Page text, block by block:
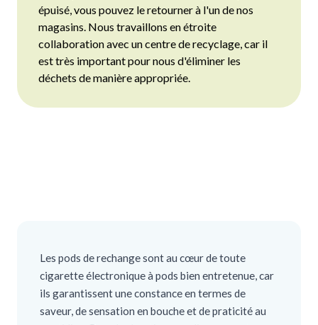
épuisé, vous pouvez le retourner à l'un de nos
magasins. Nous travaillons en étroite
collaboration avec un centre de recyclage, car il
est très important pour nous d'éliminer les
déchets de manière appropriée.
Les pods de rechange sont au cœur de toute
cigarette électronique à pods bien entretenue, car
ils garantissent une constance en termes de
saveur, de sensation en bouche et de praticité au